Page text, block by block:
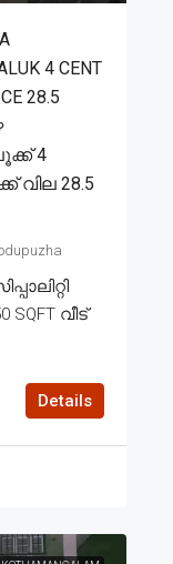
4 CENT
28.5
4
വില 28.5
വീട്
Details